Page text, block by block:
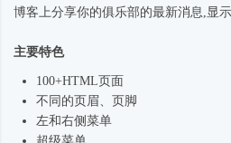
博客上分享你的俱乐部的最新消息,显示
主要特色
100+HTML页面
不同的页眉、页脚
左和右侧菜单